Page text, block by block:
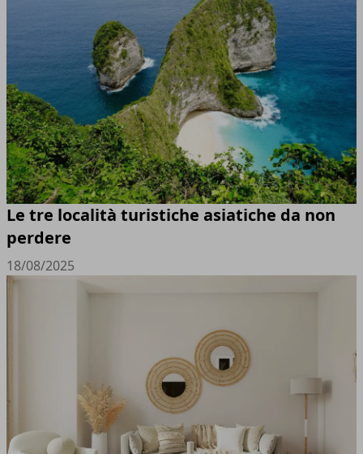
Le tre località turistiche asiatiche da non
perdere
18/08/2025